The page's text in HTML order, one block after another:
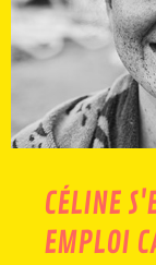
CÉLINE
EMPLOI